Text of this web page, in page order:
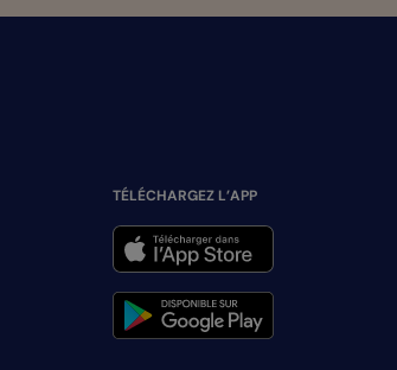
TÉLÉCHARGEZ L’APP